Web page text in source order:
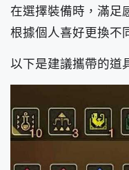
在選擇裝備時，滿足
根據個人喜好更換不
以下是建議攜帶的道